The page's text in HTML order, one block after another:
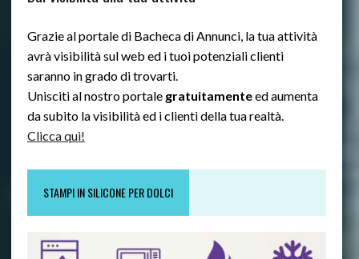
Grazie al portale di Bacheca di Annunci, la tua attività
avrà visibilità sul web ed i tuoi potenziali clienti
saranno in grado di trovarti.
Unisciti al nostro portale gratuitamenteed aumenta
da subito la visibilità ed i clienti della tua realtà.
Clicca qui!
STAMPI IN SILICONE PER DOLCI